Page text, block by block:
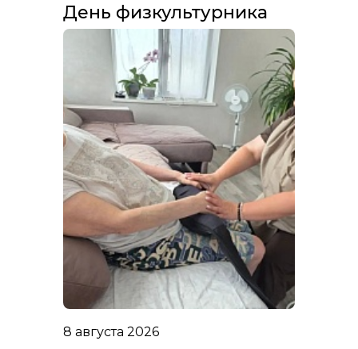
День физкультурника
8 августа 2026